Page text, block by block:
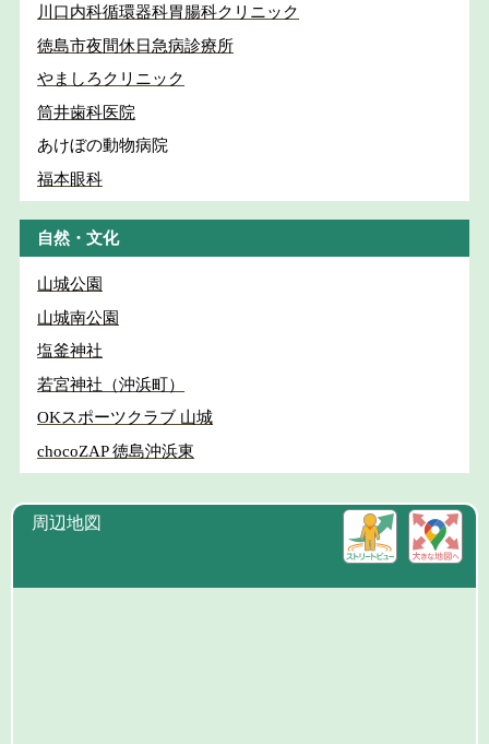
川口内科循環器科胃腸科クリニック
徳島市夜間休日急病診療所
やましろクリニック
筒井歯科医院
あけぼの動物病院
福本眼科
自然・文化
山城公園
山城南公園
塩釜神社
若宮神社（沖浜町）
OKスポーツクラブ 山城
chocoZAP 徳島沖浜東
周辺地図